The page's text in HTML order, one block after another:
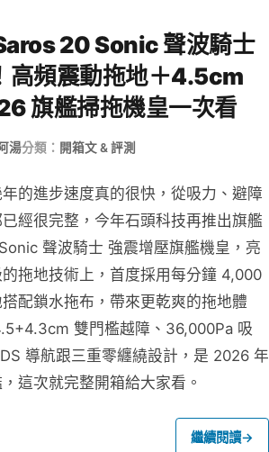
20 Sonic 聲波騎士
高頻震動拖地＋4.5cm
旗艦掃拖機皇一次看
湯分類： 開箱文 & 評測
的進步速度真的很快，從吸力、避障
經很完整，今年石頭科技再推出旗艦
聲波騎士 強震增壓旗艦機皇，亮
拖地技術上，首度採用每分鐘 4,000
配鎖水拖布，帶來更乾爽的拖地體
雙門檻越障、36,000Pa 吸
導航跟三重零纏繞設計，是 2026 年
這次就完整開箱給大家看。
繼續閱讀→